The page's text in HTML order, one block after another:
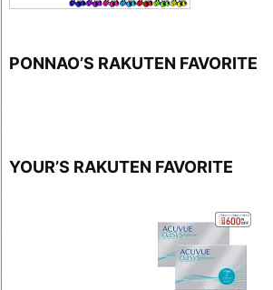
PONNAO’S RAKUTEN FAVORITE
YOUR’S RAKUTEN FAVORITE